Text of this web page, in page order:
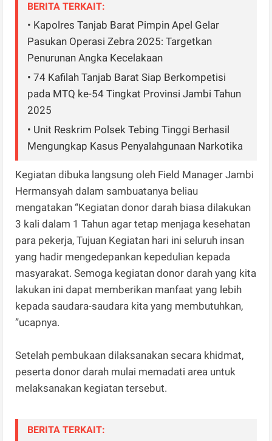
BERITA TERKAIT:
• Kapolres Tanjab Barat Pimpin Apel Gelar
Pasukan Operasi Zebra 2025: Targetkan
Penurunan Angka Kecelakaan
• 74 Kafilah Tanjab Barat Siap Berkompetisi
pada MTQ ke-54 Tingkat Provinsi Jambi Tahun
2025
• Unit Reskrim Polsek Tebing Tinggi Berhasil
Mengungkap Kasus Penyalahgunaan Narkotika
Kegiatan dibuka langsung oleh Field Manager Jambi
Hermansyah dalam sambuatanya beliau
mengatakan “Kegiatan donor darah biasa dilakukan
3 kali dalam 1 Tahun agar tetap menjaga kesehatan
para pekerja, Tujuan Kegiatan hari ini seluruh insan
yang hadir mengedepankan kepedulian kepada
masyarakat. Semoga kegiatan donor darah yang kita
lakukan ini dapat memberikan manfaat yang lebih
kepada saudara-saudara kita yang membutuhkan,
”ucapnya.
Setelah pembukaan dilaksanakan secara khidmat,
peserta donor darah mulai memadati area untuk
melaksanakan kegiatan tersebut.
BERITA TERKAIT: